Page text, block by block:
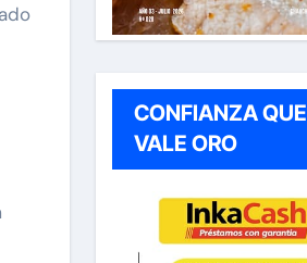
CONFIANZA QUE
VALE ORO